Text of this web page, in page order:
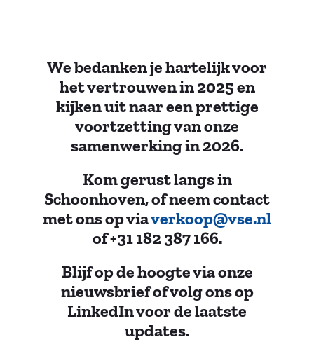
We bedanken je hartelijk voor
het vertrouwen in 2025 en
kijken uit naar een prettige
voortzetting van onze
samenwerking in 2026.
Kom gerust langs in
Schoonhoven, of neem contact
met ons op viaverkoop@vse.nl
of +31 182 387 166.
Blijf op de hoogte via onze
nieuwsbrief of volg ons op
LinkedIn voor de laatste
updates.